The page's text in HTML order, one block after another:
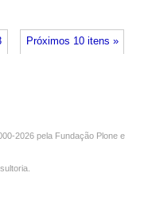
Próximos 10 itens »
2026 pela Fundação Plone e